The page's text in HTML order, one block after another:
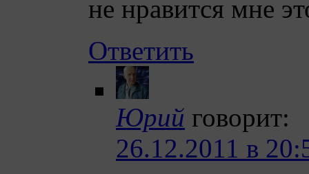
не нравится мне
Ответить
Юрий говорит:
26.12.2011 в